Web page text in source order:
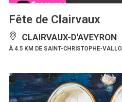
Fête de Clairvaux
CLAIRVAUX-D'AVEYRON
À 4.5 KM DE SAINT-CHRISTOPHE-